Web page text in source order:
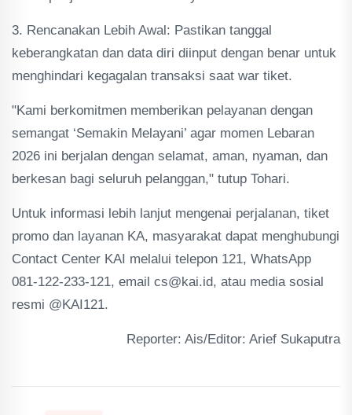
3. Rencanakan Lebih Awal: Pastikan tanggal
keberangkatan dan data diri diinput dengan benar untuk
menghindari kegagalan transaksi saat war tiket.
"Kami berkomitmen memberikan pelayanan dengan
semangat ‘Semakin Melayani’ agar momen Lebaran
2026 ini berjalan dengan selamat, aman, nyaman, dan
berkesan bagi seluruh pelanggan," tutup Tohari.
Untuk informasi lebih lanjut mengenai perjalanan, tiket
promo dan layanan KA, masyarakat dapat menghubungi
Contact Center KAI melalui telepon 121, WhatsApp
081-122-233-121, email cs@kai.id, atau media sosial
resmi @KAI121.
Reporter: Ais/Editor: Arief Sukaputra